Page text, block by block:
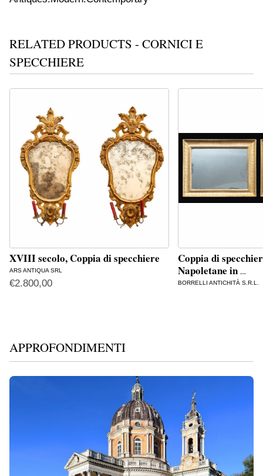
RELATED PRODUCTS - CORNICI E
SPECCHIERE
XVIII secolo, Coppia di specchiere
ARS ANTIQUA SRL
€2.800,00
Coppia di
Napoletane in …
BORRELLI ANTICHITÀ S.R.L.
APPROFONDIMENTI